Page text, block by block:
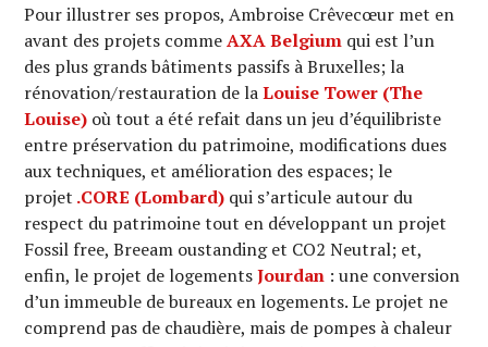
Pour illustrer ses propos, Ambroise Crêvecœur met en
avant des projets commeAXA Belgium qui est l’un
des plus grands bâtiments passifs à Bruxelles; la
rénovation/restauration de laLouise Tower (The
Louise) où tout a été refait dans un jeu d’équilibriste
entre préservation du patrimoine, modifications dues
aux techniques, et amélioration des espaces; le
projet .CORE (Lombard) qui s’articule autour du
respect du patrimoine tout en développant un projet
Fossil free, Breeam oustanding et CO2 Neutral; et,
enfin, le projet de logementsJourdan : une conversion
d’un immeuble de bureaux en logements. Le projet ne
comprend pas de chaudière, mais de pompes à chaleur